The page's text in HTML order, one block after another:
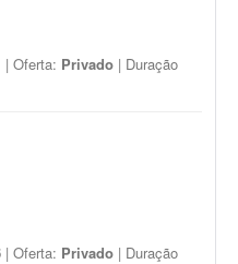
| Oferta: Privado | Duração
| Oferta: Privado | Duração